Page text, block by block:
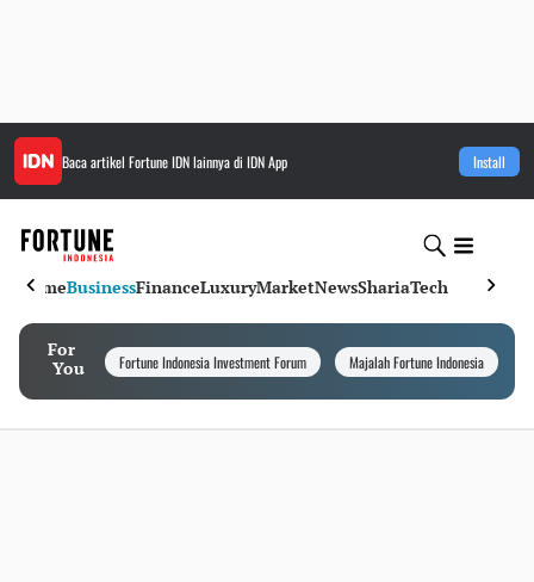
Baca artikel Fortune IDNlainnya di IDN App Install
HomeBusinessFinanceLuxuryMarketNewsShariaTech
For
You
Fortune Indonesia Investment Forum Majalah Fortune Indonesia